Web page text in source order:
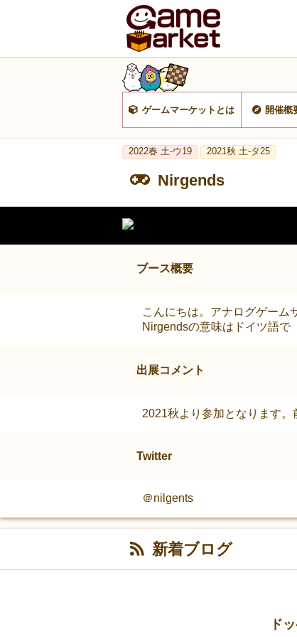
ゲームマーケットとは 開催概
2022春 土-ウ19 2021秋 土-タ25
Nirgends
ブース概要
こんにちは。アナログゲーム
Nirgendsの意味はドイツ語で
出展コメント
2021秋より参加となります。
Twitter
＠nilgents
新着ブログ
ド